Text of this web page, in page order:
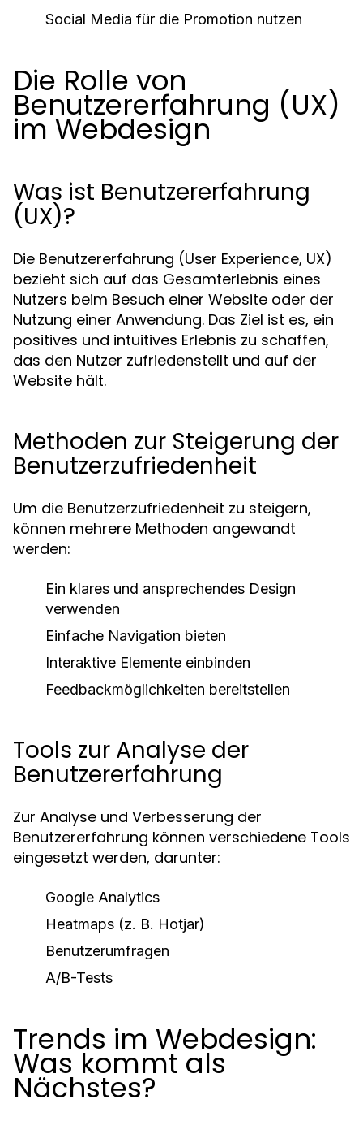
Social Media für die Promotion nutzen
Die Rolle von
Benutzererfahrung (UX)
im Webdesign
Was ist Benutzererfahrung
(UX)?
Die Benutzererfahrung (User Experience, UX)
bezieht sich auf das Gesamterlebnis eines
Nutzers beim Besuch einer Website oder der
Nutzung einer Anwendung. Das Ziel ist es, ein
positives und intuitives Erlebnis zu schaffen,
das den Nutzer zufriedenstellt und auf der
Website hält.
Methoden zur Steigerung der
Benutzerzufriedenheit
Um die Benutzerzufriedenheit zu steigern,
können mehrere Methoden angewandt
werden:
Ein klares und ansprechendes Design
verwenden
Einfache Navigation bieten
Interaktive Elemente einbinden
Feedbackmöglichkeiten bereitstellen
Tools zur Analyse der
Benutzererfahrung
Zur Analyse und Verbesserung der
Benutzererfahrung können verschiedene Tools
eingesetzt werden, darunter:
Google Analytics
Heatmaps (z. B. Hotjar)
Benutzerumfragen
A/B-Tests
Trends im Webdesign:
Was kommt als
Nächstes?